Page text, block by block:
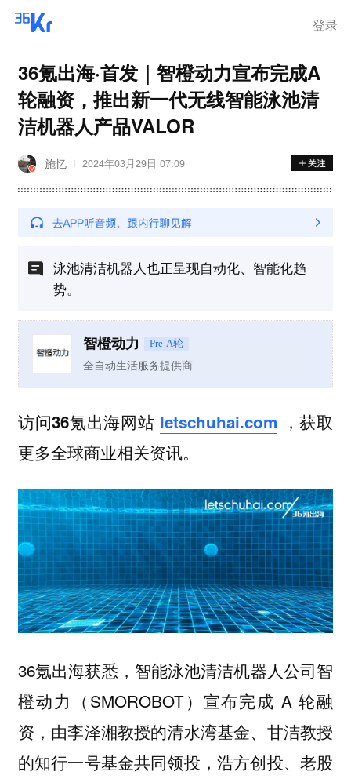
登录
36氪出海·首发｜智橙动力宣布完成A
轮融资，推出新一代无线智能泳池清
洁机器人产品VALOR
施忆 2024年03月29日 07:09
泳池清洁机器人也正呈现自动化、智能化趋
势。
智橙动力 Pre-A轮
全自动生活服务提供商
访问36氪出海网站 letschuhai.com ，获取
更多全球商业相关资讯。
36氪出海获悉，智能泳池清洁机器人公司智
橙动力（SMOROBOT）宣布完成 A 轮融
资，由李泽湘教授的清水湾基金、甘洁教授
的知行一号基金共同领投，浩方创投、老股